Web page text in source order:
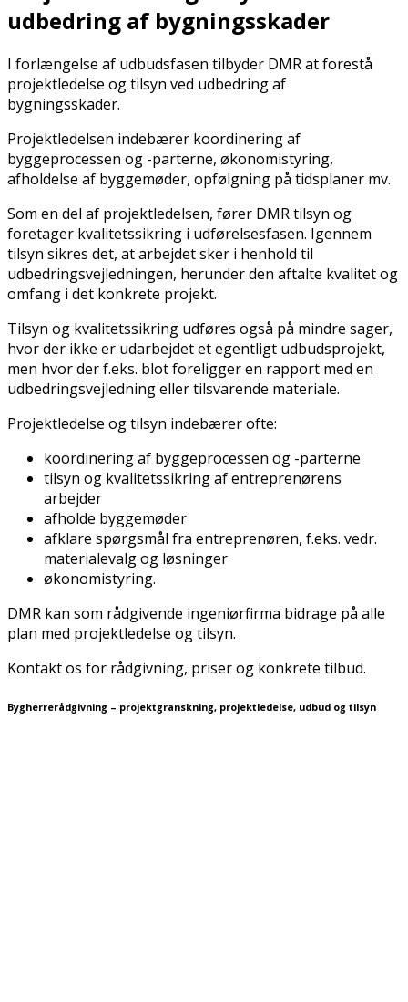
udbedring af bygningsskader
I forlængelse af udbudsfasen tilbyder DMR at forestå
projektledelse og tilsyn ved udbedring af
bygningsskader.
Projektledelsen indebærer koordinering af
byggeprocessen og -parterne, økonomistyring,
afholdelse af byggemøder, opfølgning på tidsplaner mv.
Som en del af projektledelsen, fører DMR tilsyn og
foretager kvalitetssikring i udførelsesfasen. Igennem
tilsyn sikres det, at arbejdet sker i henhold til
udbedringsvejledningen, herunder den aftalte kvalitet og
omfang i det konkrete projekt.
Tilsyn og kvalitetssikring udføres også på mindre sager,
hvor der ikke er udarbejdet et egentligt udbudsprojekt,
men hvor der f.eks. blot foreligger en rapport med en
udbedringsvejledning eller tilsvarende materiale.
Projektledelse og tilsyn indebærer ofte:
koordinering af byggeprocessen og -parterne
tilsyn og kvalitetssikring af entreprenørens
arbejder
afholde byggemøder
afklare spørgsmål fra entreprenøren, f.eks. vedr.
materialevalg og løsninger
økonomistyring.
DMR kan som rådgivende ingeniørfirma bidrage på alle
plan med projektledelse og tilsyn.
Kontakt os for rådgivning, priser og konkrete tilbud.
Bygherrerådgivning – projektgranskning, projektledelse, udbud og tilsyn